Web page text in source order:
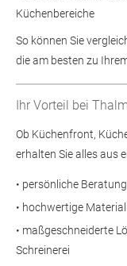
Küchenbereiche
So können Sie
die am besten zu
Ihr Vorteil bei
Ob Küchenfront,
erhalten Sie alles aus
• persönliche
• hochwertige
• maßgeschneiderte
Schreinerei